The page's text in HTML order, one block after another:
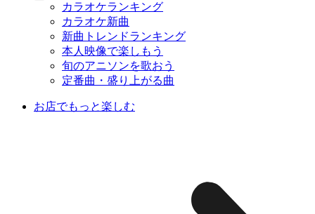
カラオケランキング
カラオケ新曲
新曲トレンドランキング
本人映像で楽しもう
旬のアニソンを歌おう
定番曲・盛り上がる曲
お店でもっと楽しむ